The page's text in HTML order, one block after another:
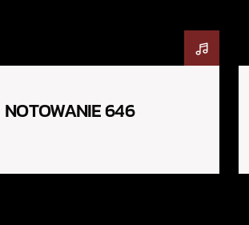
NOTOWANIE 646